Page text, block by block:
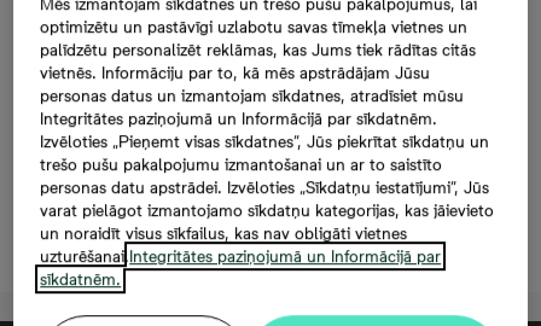
Mazā Stacijas 5-71, 71,
167 000 €, 3 -istabu
dzīvoklis, Platība
60,1 m²
Atstāt kontaktinformāciju
Mēs izmantojam sīkdatnes un trešo pušu pakalpojumus, lai
optimizētu un pastāvīgi uzlabotu savas tīmekļa vietnes un
palīdzētu personalizēt reklāmas, kas Jums tiek rādītas citās
vietnēs. Informāciju par to, kā mēs apstrādājam Jūsu
personas datus un izmantojam sīkdatnes, atradīsiet mūsu
Integritātes paziņojumā un Informācijā par sīkdatnēm.
Izvēloties „Pieņemt visas sīkdatnes”, Jūs piekrītat sīkdatņu un
trešo pušu pakalpojumu izmantošanai un ar to saistīto
personas datu apstrādei. Izvēloties „Sīkdatņu iestatījumi”, Jūs
varat pielāgot izmantojamo sīkdatņu kategorijas, kas jāievieto
un noraidīt visus sīkfailus, kas nav obligāti vietnes
uzturēšanai.Integritātes paziņojumā un Informācijā par
sīkdatnēm.